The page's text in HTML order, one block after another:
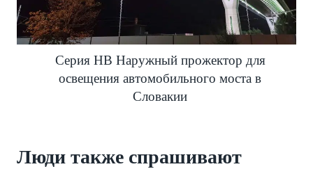
Серия HB Наружный прожектор для
освещения автомобильного моста в
Словакии
Люди также спрашивают